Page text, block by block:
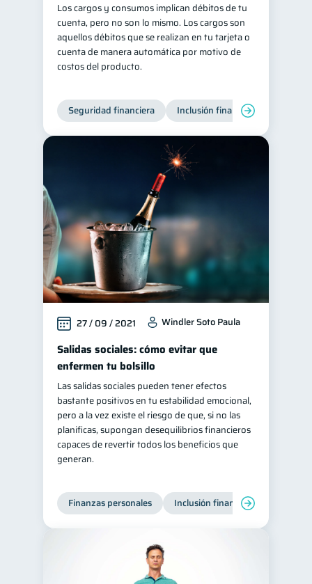
ahorro 1 Retiro 1
Doble sueldo 1
Gasto responsable
Los cargos y consumos implican débitos de tu
cuenta, pero no son lo mismo. Los cargos son
aquellos débitos que se realizan en tu tarjeta o
cuenta de manera automática por motivo de
costos del producto.
Seguridad financiera Inclusión financiera
27 / 09 / 2021 Windler Soto Paula
Salidas sociales: cómo evitar que
enfermen tu bolsillo
Las salidas sociales pueden tener efectos
bastante positivos en tu estabilidad emocional,
pero a la vez existe el riesgo de que, si no las
planificas, supongan desequilibrios financieros
capaces de revertir todos los beneficios que
generan.
Finanzas personales Inclusión financiera